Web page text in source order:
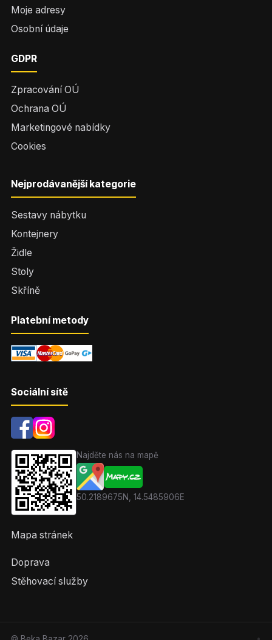
Moje adresy
Osobní údaje
GDPR
Zpracování OÚ
Ochrana OÚ
Marketingové nabídky
Cookies
Nejprodávanější kategorie
Sestavy nábytku
Kontejnery
Židle
Stoly
Skříně
Platební metody
Sociální sítě
Najděte nás na mapě
50.2189675N, 14.5485906E
Mapa stránek
Doprava
Stěhovací služby